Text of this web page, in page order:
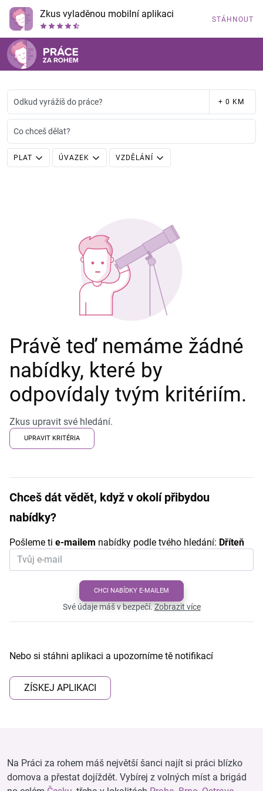
Zkus vyladěnou mobilní aplikaci STÁHNOUT
Odkud vyrážíš do práce? + 0 KM
Co chceš dělat?
PLAT ÚVAZEK VZDĚLÁNÍ
Právě teď nemáme žádné
nabídky, které by
odpovídaly tvým kritériím.
Zkus upravit své hledání.
UPRAVIT KRITÉRIA
Chceš dát vědět, když v okolí přibydou
nabídky?
Pošleme ti e-mailem nabídky podle tvého hledání: Dříteň
CHCI NABÍDKY E-MAILEM
Své údaje máš v bezpečí.Zobrazit více
Nebo si stáhni aplikaci a upozorníme tě notifikací
ZÍSKEJ APLIKACI
Na Práci za rohem máš největší šanci najít si práci blízko
domova a přestat dojíždět. Vybírej z volných míst a brigád